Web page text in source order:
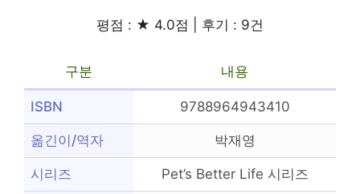
평점 : ★ 4.0점 | 후기 : 9건
구분 내용
ISBN 9788964943410
옮긴이/역자 박재영
시리즈 Pet’s Better Life 시리즈